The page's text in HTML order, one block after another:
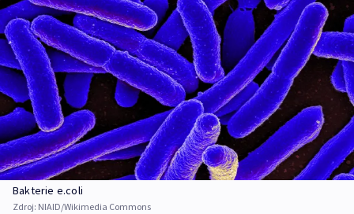
Bakterie e.coli
Zdroj: NIAID/Wikimedia Commons